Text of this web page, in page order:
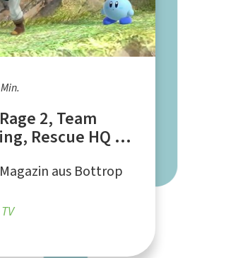
2, Team
Rescue HQ –
aus Bottrop